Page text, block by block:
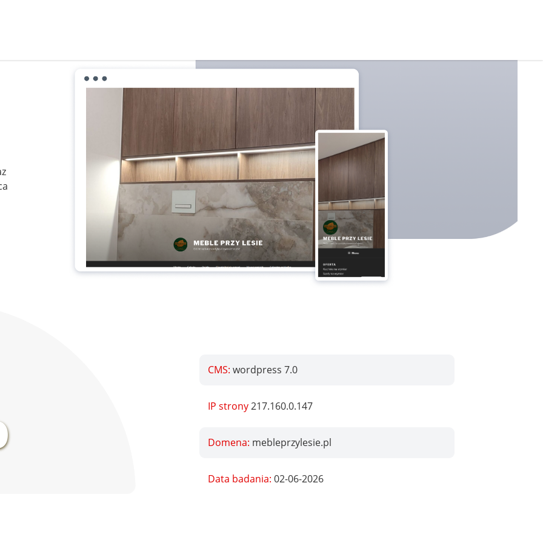
CMS: wordpress 7.0
IP strony217.160.0.147
Domena: mebleprzylesie.pl
Data badania: 02-06-2026